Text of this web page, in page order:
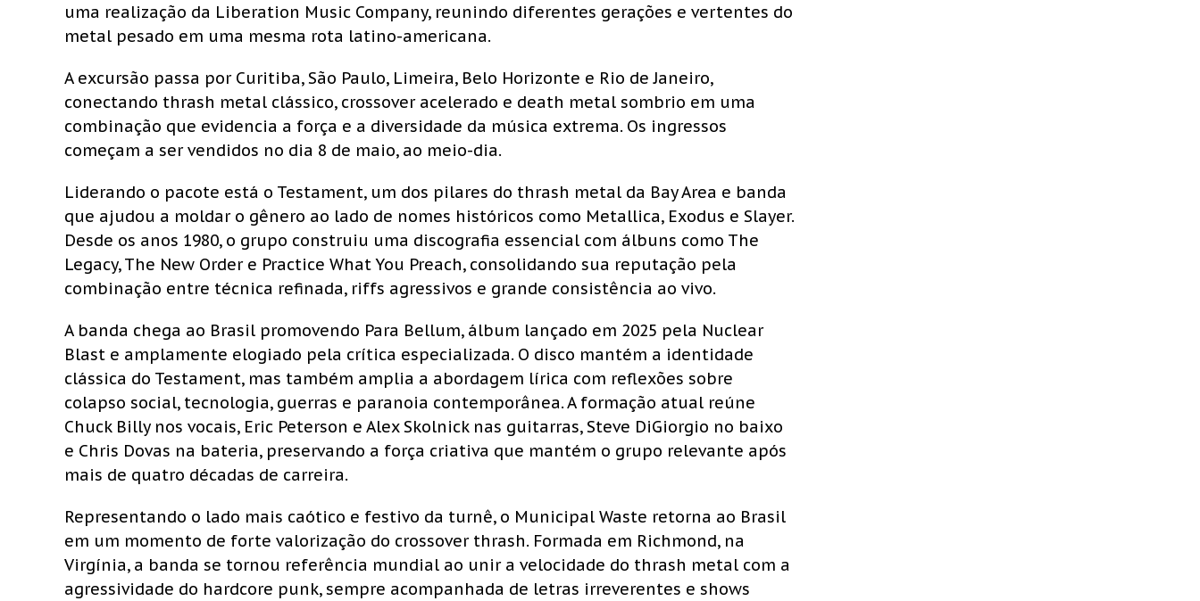
uma realização da Liberation Music Company, reunindo diferentes gerações e vertentes do
metal pesado em uma mesma rota latino-americana.
A excursão passa por Curitiba, São Paulo, Limeira, Belo Horizonte e Rio de Janeiro,
conectando thrash metal clássico, crossover acelerado e death metal sombrio em uma
combinação que evidencia a força e a diversidade da música extrema. Os ingressos
começam a ser vendidos no dia 8 de maio, ao meio-dia.
Liderando o pacote está o Testament, um dos pilares do thrash metal da Bay Area e banda
que ajudou a moldar o gênero ao lado de nomes históricos como Metallica, Exodus e Slayer.
Desde os anos 1980, o grupo construiu uma discografia essencial com álbuns como The
Legacy, The New Order e Practice What You Preach, consolidando sua reputação pela
combinação entre técnica refinada, riffs agressivos e grande consistência ao vivo.
A banda chega ao Brasil promovendo Para Bellum, álbum lançado em 2025 pela Nuclear
Blast e amplamente elogiado pela crítica especializada. O disco mantém a identidade
clássica do Testament, mas também amplia a abordagem lírica com reflexões sobre
colapso social, tecnologia, guerras e paranoia contemporânea. A formação atual reúne
Chuck Billy nos vocais, Eric Peterson e Alex Skolnick nas guitarras, Steve DiGiorgio no baixo
e Chris Dovas na bateria, preservando a força criativa que mantém o grupo relevante após
mais de quatro décadas de carreira.
Representando o lado mais caótico e festivo da turnê, o Municipal Waste retorna ao Brasil
em um momento de forte valorização do crossover thrash. Formada em Richmond, na
Virgínia, a banda se tornou referência mundial ao unir a velocidade do thrash metal com a
agressividade do hardcore punk, sempre acompanhada de letras irreverentes e shows